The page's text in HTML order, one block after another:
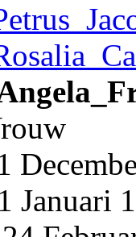
Januari